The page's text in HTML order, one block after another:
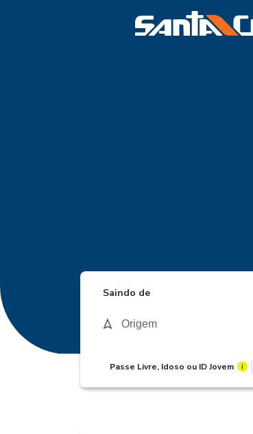
Saindo de
Passe Livre, Idoso ou ID Jovem i